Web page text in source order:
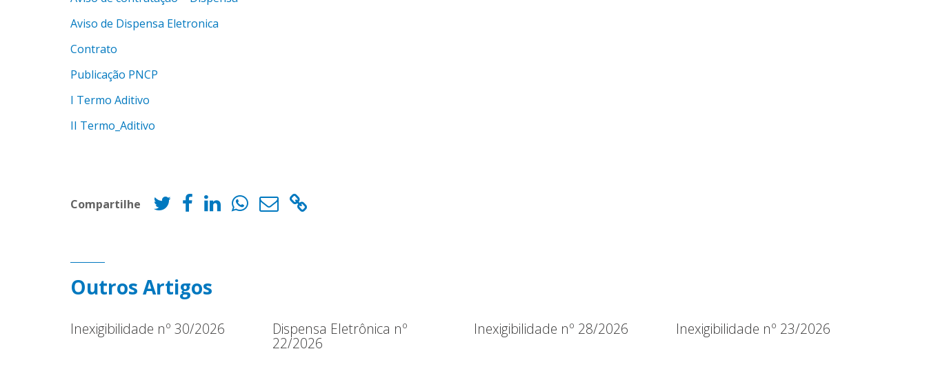
Aviso de Dispensa Eletronica
Contrato
Publicação PNCP
I Termo Aditivo
II Termo_Aditivo
Compartilhe
Outros Artigos
Inexigibilidade nº 30/2026 Dispensa Eletrônica nº
22/2026
Inexigibilidade nº 28/2026 Inexigibilidade nº 23/2026